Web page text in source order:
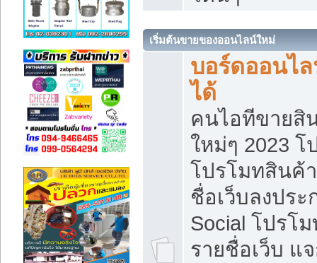
เริ่มต้นขายของออนไลน์ใหม่
บอร์ดออนไ
ได้
คนไอทีขายสิ
ใหม่ๆ 2023
โปรโมทสินค้
ชื่อเว็บลงปร
Social โปรโ
รายชื่อเว็บ แ